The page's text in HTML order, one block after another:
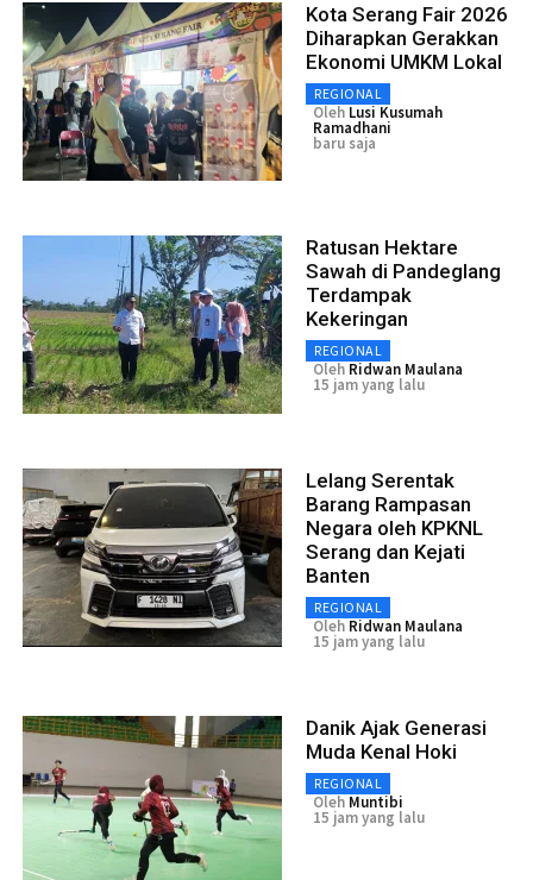
Kota Serang Fair 2026
Diharapkan Gerakkan
Ekonomi UMKM Lokal
REGIONAL
Oleh Lusi Kusumah
Ramadhani
baru saja
Ratusan Hektare
Sawah di Pandeglang
Terdampak
Kekeringan
REGIONAL
Oleh Ridwan Maulana
15 jam yang lalu
Lelang Serentak
Barang Rampasan
Negara oleh KPKNL
Serang dan Kejati
Banten
REGIONAL
Oleh Ridwan Maulana
15 jam yang lalu
Danik Ajak Generasi
Muda Kenal Hoki
REGIONAL
Oleh Muntibi
15 jam yang lalu